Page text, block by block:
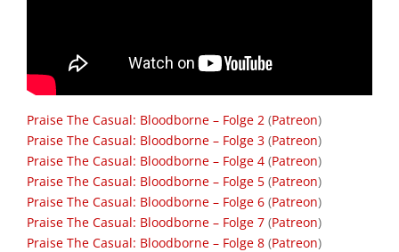
Praise The Casual: Bloodborne – Folge 2 (Patreon)
Praise The Casual: Bloodborne – Folge 3 (Patreon)
Praise The Casual: Bloodborne – Folge 4 (Patreon)
Praise The Casual: Bloodborne – Folge 5 (Patreon)
Praise The Casual: Bloodborne – Folge 6 (Patreon)
Praise The Casual: Bloodborne – Folge 7 (Patreon)
Praise The Casual: Bloodborne – Folge 8 (Patreon)